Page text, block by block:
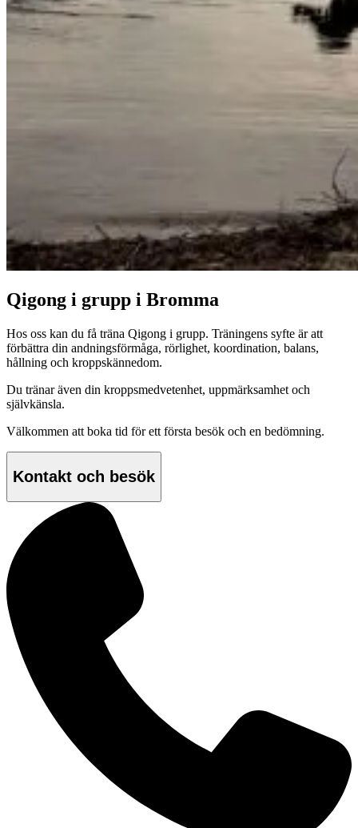
Qigong i grupp i Bromma
Hos oss kan du få träna Qigong i grupp. Träningens syfte är att
förbättra din andningsförmåga, rörlighet, koordination, balans,
hållning och kroppskännedom.
Du tränar även din kroppsmedvetenhet, uppmärksamhet och
självkänsla.
Välkommen att boka tid för ett första besök och en bedömning.
Kontakt och besök